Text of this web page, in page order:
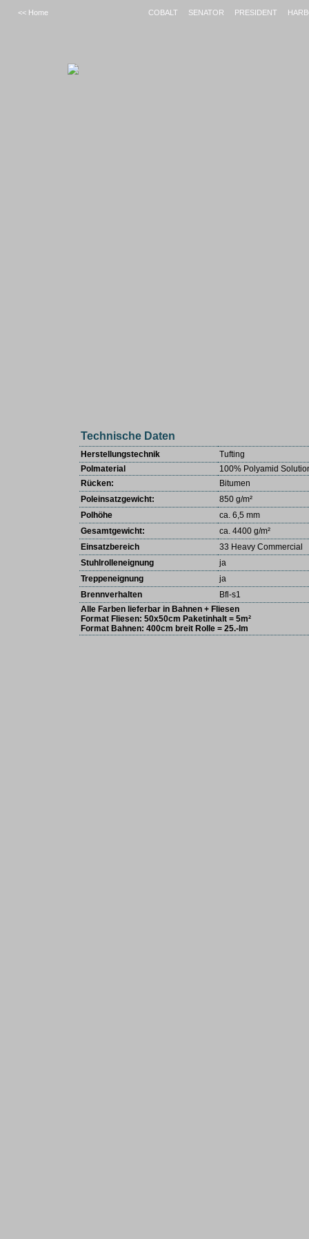
<< Home COBALT SENATOR PRESIDENT
Technische Daten
Herstellungstechnik
Tufting
Polmaterial
100% Polyamid
Rücken:
Bitumen
Poleinsatzgewicht:
850 g/m²
Polhöhe
ca. 6,5 mm
Gesamtgewicht:
ca. 4400 g/m²
Einsatzbereich
33 Heavy Commercial
Stuhlrolleneignung
ja
Treppeneignung
ja
Brennverhalten
Bfl-s1
Alle Farben lieferbar in Bahnen + Fliesen
Format Fliesen: 50x50cm Paketinhalt = 5m²
Format Bahnen: 400cm breit Rolle = 25.-lm